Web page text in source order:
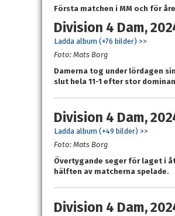
Första matchen i MM och för
Division 4 Dam,
Ladda album (+76 bilder) >>
Foto: Mats Borg
Damerna tog under lördagen
slut hela 11-1 efter stor
Division 4 Dam,
Ladda album (+49 bilder) >>
Foto: Mats Borg
Övertygande seger för laget i
hälften av matcherna spelade.
Division 4 Dam,